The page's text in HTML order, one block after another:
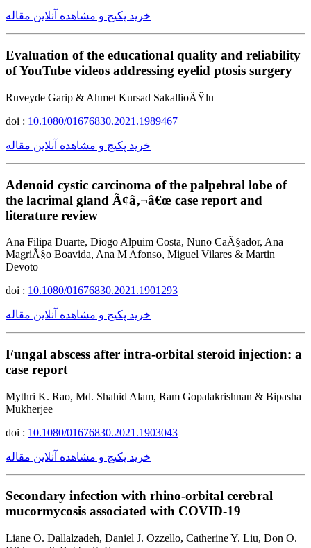
خرید پکیج و مشاهده آنلاین مقاله
Evaluation of the educational quality and reliability
of YouTube videos addressing eyelid ptosis surgery
Ruveyde Garip & Ahmet Kursad SakallioÄŸlu
doi : 10.1080/01676830.2021.1989467
خرید پکیج و مشاهده آنلاین مقاله
Adenoid cystic carcinoma of the palpebral lobe of
the lacrimal gland Ã¢â‚¬â€œ case report and
literature review
Ana Filipa Duarte, Diogo Alpuim Costa, Nuno CaÃ§ador, Ana
MagriÃ§o Boavida, Ana M Afonso, Miguel Vilares & Martin
Devoto
doi : 10.1080/01676830.2021.1901293
خرید پکیج و مشاهده آنلاین مقاله
Fungal abscess after intra-orbital steroid injection: a
case report
Mythri K. Rao, Md. Shahid Alam, Ram Gopalakrishnan & Bipasha
Mukherjee
doi : 10.1080/01676830.2021.1903043
خرید پکیج و مشاهده آنلاین مقاله
Secondary infection with rhino-orbital cerebral
mucormycosis associated with COVID-19
Liane O. Dallalzadeh, Daniel J. Ozzello, Catherine Y. Liu, Don O.